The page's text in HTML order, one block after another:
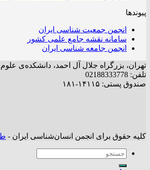
پیوندها
انجمن جمعیت شناسی ایران
سامانه نقشه جامع علمی کشور
انجمن جامعه شناسی ایران
تهران، بزرگراه جلال آل احمد، دانشکده‌ی
تلفن: 02188333778
صندوق پستی: ۱۴۱۱۵-۱۸۱
کلیه حقوق برای انجمن انسان‌شناسی ایران -